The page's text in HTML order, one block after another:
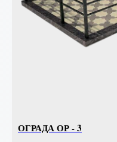
ОГРАДА ОР - 3